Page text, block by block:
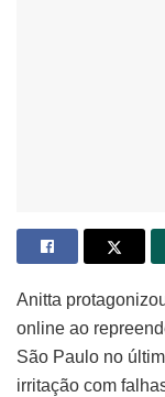
Anitta
online ao
São Paulo no
irritação com